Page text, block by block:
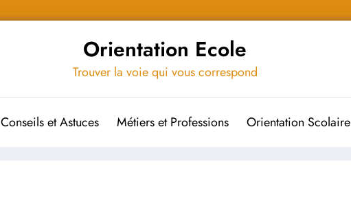
Orientation Ecole
Trouver la voie qui vous correspond
Conseils et Astuces Métiers et Professions Orientation Scolaire